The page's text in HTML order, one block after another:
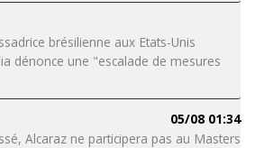
brésilienne aux Etats-Unis
dénonce une "escalade de mesures
05/08 01:34
Alcaraz ne participera pas au Masters